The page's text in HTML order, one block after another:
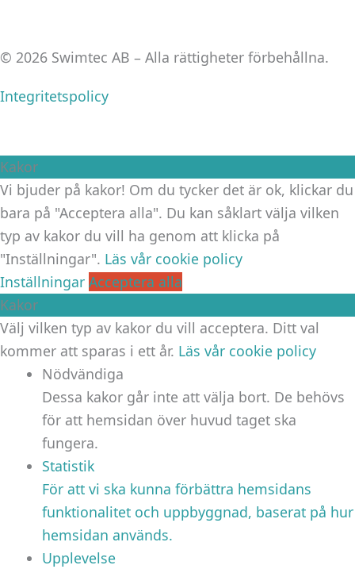
© 2026 Swimtec AB – Alla rättigheter förbehållna.
Integritetspolicy
Kakor
Vi bjuder på kakor! Om du tycker det är ok, klickar du
bara på "Acceptera alla". Du kan såklart välja vilken
typ av kakor du vill ha genom att klicka på
"Inställningar". Läs vår cookie policy
Inställningar Acceptera alla
Kakor
Välj vilken typ av kakor du vill acceptera. Ditt val
kommer att sparas i ett år. Läs vår cookie policy
Nödvändiga
Dessa kakor går inte att välja bort. De behövs
för att hemsidan över huvud taget ska
fungera.
Statistik
För att vi ska kunna förbättra hemsidans
funktionalitet och uppbyggnad, baserat på hur
hemsidan används.
Upplevelse